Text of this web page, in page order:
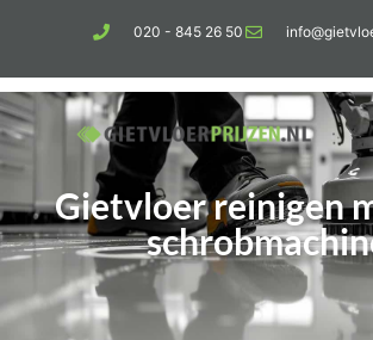
020 - 845 26 50
Gietvloer reinigen